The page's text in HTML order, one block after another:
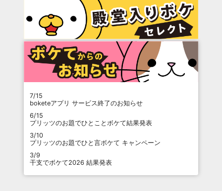
7/15
boketeアプリ サービス終了のお知らせ
6/15
プリッツのお題でひとことボケて結果発表
3/10
プリッツのお題でひと言ボケて キャンペーン
3/9
干支でボケて2026 結果発表